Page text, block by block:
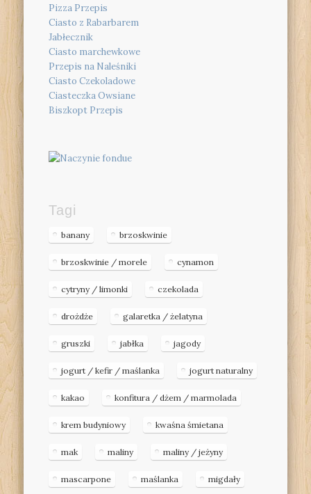
Pizza Przepis
Ciasto z Rabarbarem
Jabłecznik
Ciasto marchewkowe
Przepis na Naleśniki
Ciasto Czekoladowe
Ciasteczka Owsiane
Biszkopt Przepis
Tagi
banany brzoskwinie
brzoskwinie / morele cynamon
cytryny / limonki czekolada
drożdże galaretka / żelatyna
gruszki jabłka jagody
jogurt / kefir / maślanka jogurt naturalny
kakao konfitura / dżem / marmolada
krem budyniowy kwaśna śmietana
mak maliny maliny / jeżyny
mascarpone maślanka migdały